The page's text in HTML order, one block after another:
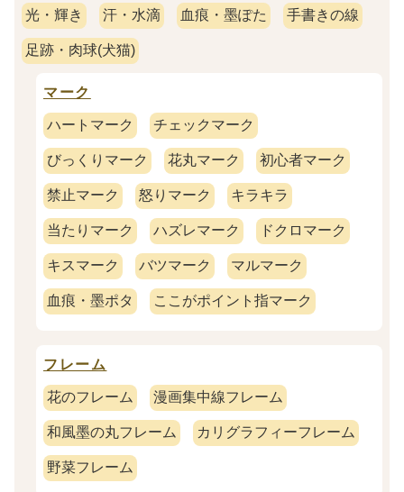
光・輝き 汗・水滴 血痕・墨ぽた 手書きの線
足跡・肉球(犬猫)
マーク
ハートマーク チェックマーク
びっくりマーク 花丸マーク 初心者マーク
禁止マーク 怒りマーク キラキラ
当たりマーク ハズレマーク ドクロマーク
キスマーク バツマーク マルマーク
血痕・墨ポタ ここがポイント指マーク
フレーム
花のフレーム 漫画集中線フレーム
和風墨の丸フレーム カリグラフィーフレーム
野菜フレーム